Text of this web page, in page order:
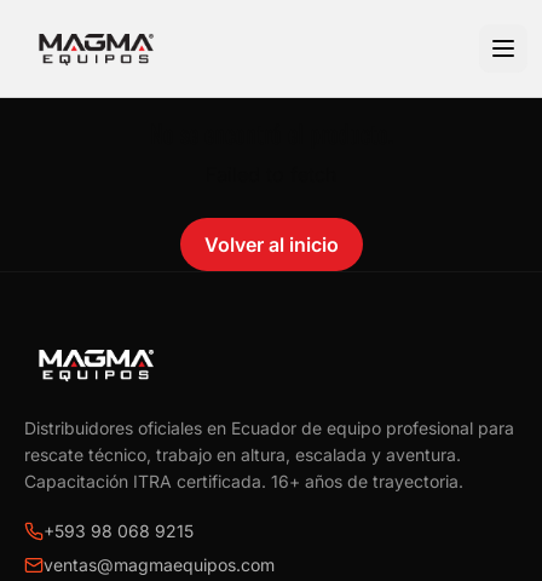
Volver al inicio
Distribuidores oficiales en Ecuador de equipo profesional para
rescate técnico, trabajo en altura, escalada y aventura.
Capacitación ITRA certificada. 16+ años de trayectoria.
+593 98 068 9215
ventas@magmaequipos.com